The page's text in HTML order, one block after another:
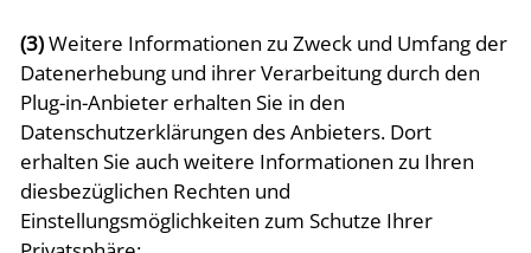
(3)Weitere Informationen zu Zweck und Umfang der
Datenerhebung und ihrer Verarbeitung durch den
Plug-in-Anbieter erhalten Sie in den
Datenschutzerklärungen des Anbieters. Dort
erhalten Sie auch weitere Informationen zu Ihren
diesbezüglichen Rechten und
Einstellungsmöglichkeiten zum Schutze Ihrer